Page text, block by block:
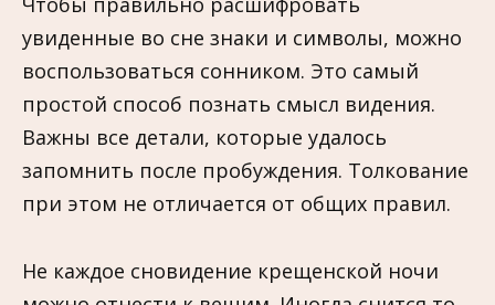
увиденные во сне знаки и символы, можно
воспользоваться сонником. Это самый
простой способ познать смысл видения.
Важны все детали, которые удалось
запомнить после пробуждения. Толкование
при этом не отличается от общих правил.
Не каждое сновидение крещенской ночи